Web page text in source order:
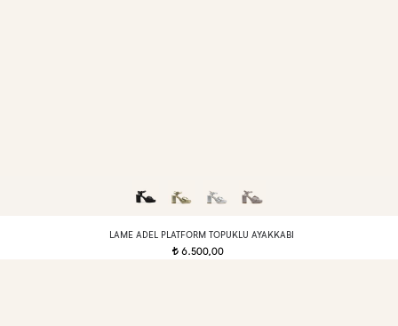
LAME ADEL PLATFORM TOPUKLU AYAKKABI
t 6.500,00